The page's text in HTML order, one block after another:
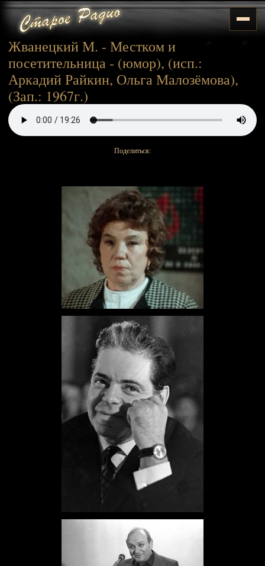
Жванецкий М. - Местком и
посетительница - (юмор), (исп.:
Аркадий Райкин, Ольга Малозёмова),
(Зап.: 1967г.)
Поделиться: